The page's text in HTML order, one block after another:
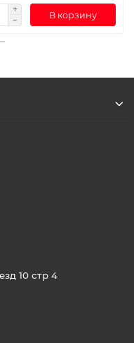
В корзину
10 стр 4